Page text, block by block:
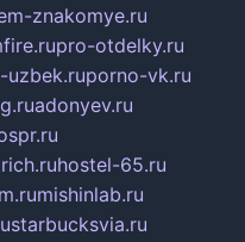
znakomye.ru
pro-otdelky.ru
uzbek.ruporno-vk.ru
adonyev.ru
hostel-65.ru
mishinlab.ru
starbucksvia.ru